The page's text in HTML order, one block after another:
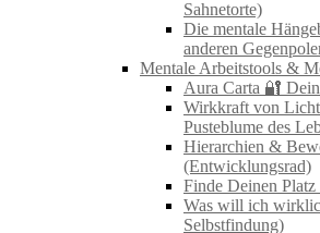
Sahnetorte)
Die mentale
anderen
Mentale Arbeitstools &
Aura Carta 🔐
Wirkkraft von
Pusteblume des
Hierarchien &
(Entwicklungsrad)
Finde Deinen
Was will ich
Selbstfindung)